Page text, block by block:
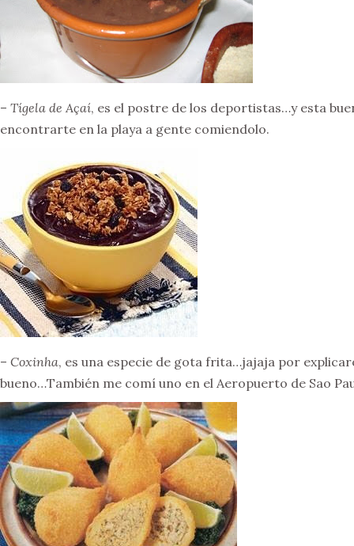
– Tígela de Açaí, es el postre de los deportistas…y esta
encontrarte en la playa a gente comiendolo.
– Coxinha, es una especie de gota frita…jajaja por
bueno…También me comí uno en el Aeropuerto de Sao